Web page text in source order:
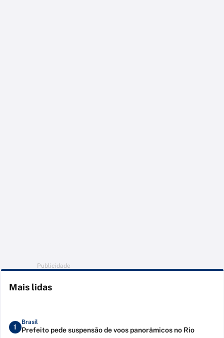
Publicidade
Mais lidas
1
Brasil
Prefeito pede suspensão de voos panorâmicos no Rio